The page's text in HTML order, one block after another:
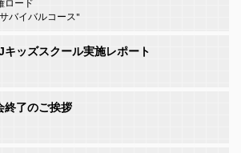
ロード
バイバルコース"
キッズスクール実施レポート
終了のご挨拶